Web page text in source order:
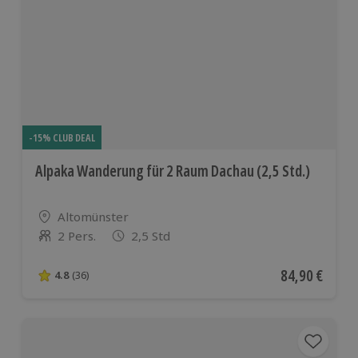
-15% CLUB DEAL
Alpaka Wanderung für 2 Raum Dachau (2,5 Std.)
Standort
Altomünster
Anzahl der Teilnehmer
2 Pers. 2,5 Std
4.8 von 5 Sternen basierend auf 36 Bewertungen
4.8 (36) Aktueller
84,90 €